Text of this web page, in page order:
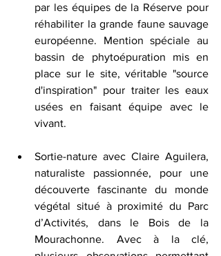
par les équipes de la Réserve pour
réhabiliter la grande faune sauvage
européenne. Mention spéciale au
bassin de phytoépuration mis en
place sur le site, véritable "source
d'inspiration" pour traiter les eaux
usées en faisant équipe avec le
vivant.
Sortie-nature avec Claire Aguilera,
naturaliste passionnée, pour une
découverte fascinante du monde
végétal situé à proximité du Parc
d’Activités, dans le Bois de la
Mourachonne. Avec à la clé,